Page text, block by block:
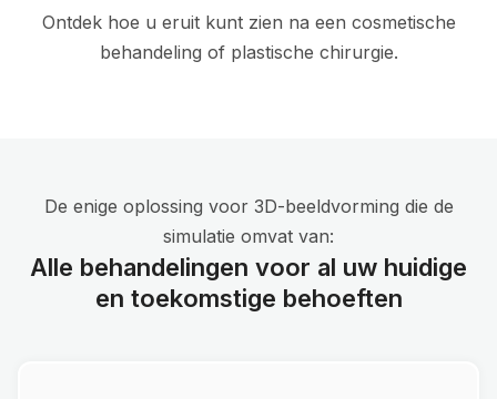
Ontdek hoe u eruit kunt zien na een cosmetische
behandeling of plastische chirurgie.
De enige oplossing voor 3D-beeldvorming die de
simulatie omvat van:
Alle behandelingen voor al uw huidige
en toekomstige behoeften